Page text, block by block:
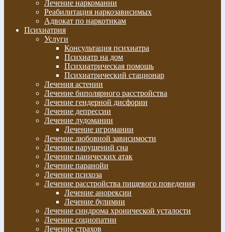
Лечение наркомании
Реабилитация наркозависимых
Адвокат по наркотикам
Психиатрия
Услуги
Консультация психиатра
Психиатр на дом
Психиатрическая помощь
Психиатрический стационар
Лечения астении
Лечение биполярного расстройства
Лечение гендерной дисфории
Лечение депрессии
Лечение лудомании
Лечение игромании
Лечение любовной зависимости
Лечение нарушений сна
Лечение панических атак
Лечение паранойи
Лечение психоза
Лечение расстройства пищевого поведения
Лечение анорексии
Лечение булимии
Лечение синдрома хронической усталости
Лечение социопатии
Лечение страхов